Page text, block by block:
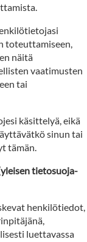
toteuttamiseen,
näitä
vaatimusten
tai
käsittelyä, eikä
sinun tai
tämän.
tietosuoja-
henkilötiedot,
luettavassa